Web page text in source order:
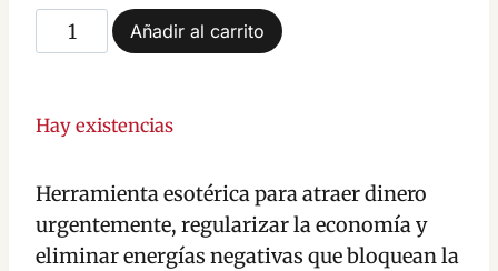
Herramienta esotérica para atraer dinero
urgentemente, regularizar la economía y
eliminar energías negativas que bloquean la
Hay existencias
Incienso
Dinero
Sahumerio
Añadir al carrito